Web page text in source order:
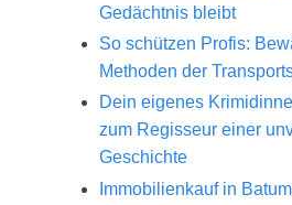
Gedächtnis bleibt
So schützen Profis:
Methoden der
Dein eigenes
zum Regisseur einer
Geschichte
Immobilienkauf in